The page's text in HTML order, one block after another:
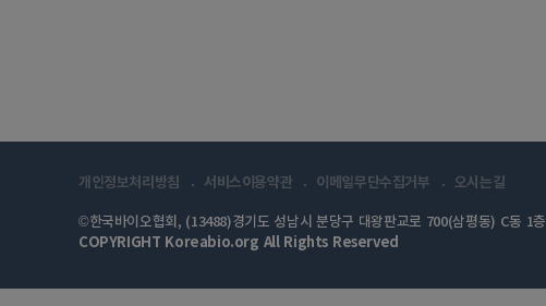
개인정보처리방침 서비스이용약관 이메일무단수집거부 오시는길
©한국바이오협회, (13488)경기도 성남시 분당구 대왕판교로 700(삼평동) C동 1층
COPYRIGHT Koreabio.org All Rights Reserved